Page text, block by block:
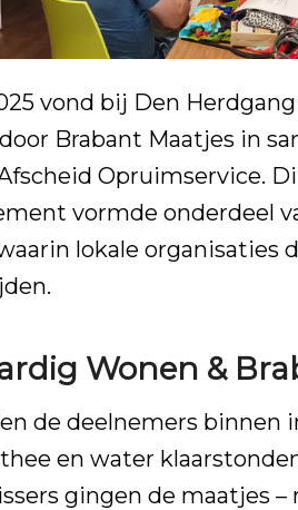
vond bij Den
Brabant Maatjes in
Opruimservice.
vormde onderdeel
lokale organisaties
Wonen &
de deelnemers binnen
en water
gingen de maatjes –